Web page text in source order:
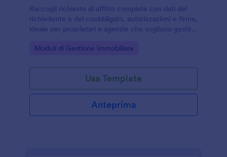
Raccogli richieste di affitto complete con dati del
richiedente e del coobbligato, autorizzazioni e firme,
ideale per proprietari e agenzie che vogliono gestire
Go to Category:
Moduli di Gestione Immobiliare
Usa Template
Anteprima